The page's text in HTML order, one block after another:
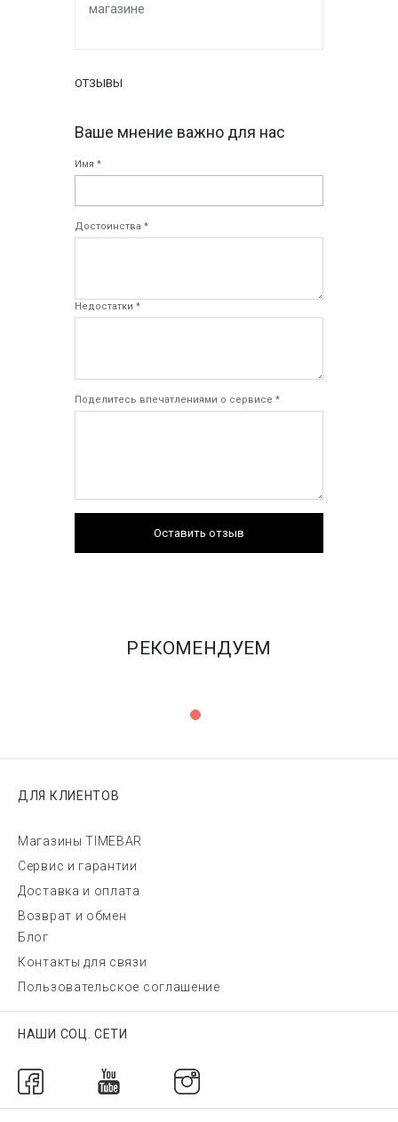
магазине
ОТЗЫВЫ
Ваше мнение важно для нас
Имя *
Достоинства *
Недостатки *
Поделитесь впечатлениями о сервисе *
Оставить отзыв
РЕКОМЕНДУЕМ
ДЛЯ КЛИЕНТОВ
Магазины TIMEBAR
Сервис и гарантии
Доставка и оплата
Возврат и обмен
Блог
Контакты для связи
Пользовательское соглашение
НАШИ СОЦ. СЕТИ